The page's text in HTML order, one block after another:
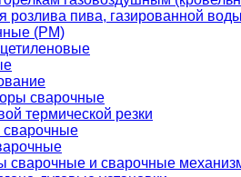
розлива пива, газированной
(РМ)
сварочные
термической резки
сварочные и сварочные